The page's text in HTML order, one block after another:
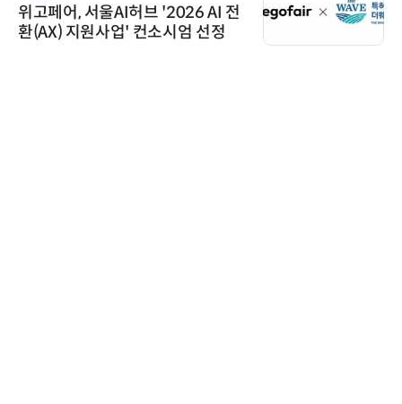
위고페어, 서울AI허브 '2026 AI 전
환(AX) 지원사업' 컨소시엄 선정